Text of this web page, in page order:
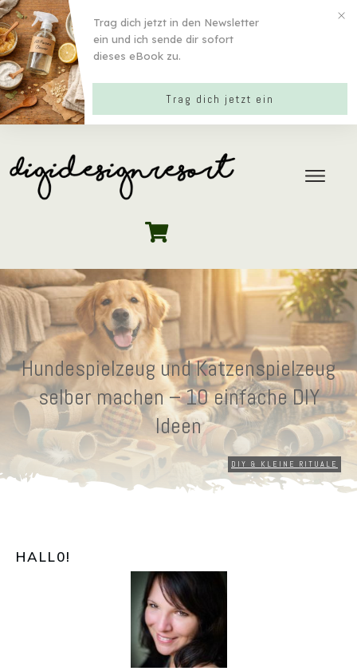
Hundespielzeug und Katzenspielzeug
selber machen – 10 einfache DIY
Ideen
DIY & KLEINE RITUALE
HALL0!
Trag dich jetzt in den Newsletter
ein und ich sende dir sofort
dieses eBook zu.
Trag dich jetzt ein